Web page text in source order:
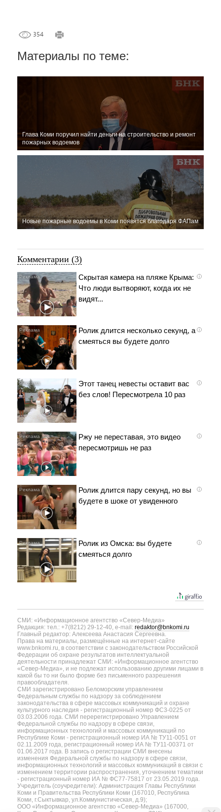
354
Материалы по теме:
Глава Коми поручил найти деньги на строительство и ремонт
пожарных водоемов
Новые пожарные водоемы в Коми появятся благодаря ФАПам
Комментарии (3)
i
Скрытая камера на пляже Крыма:
Что люди вытворяют, когда их не
видят...
i
Ролик длится несколько секунд, а
смеяться вы будете долго
i
Этот танец невесты оставит вас
без слов! Пересмотрела 10 раз
i
Ржу не переставая, это видео
пересмотришь не раз
i
Ролик длится пару секунд, но вы
будете в шоке от увиденного
i
Ролик из Омска: вы будете
смеяться долго
СМИ: «Информационное агентство «Север-Медиа»
Редакция: тел.: +7(8212) 29-12-40, e-mail: redaktor@bnkomi.ru
Главный редактор: Алексеева Анастасия Сергеевна.
Права на материалы, размещённые на интернет-сайте
www.bnkomi.ru, в соответствии с законодательством Российской
Федерации об охране результатов интеллектуальной
деятельности принадлежат СМИ: «Информационное агентство
«Север-Медиа», и не подлежат использованию другими лицами в
какой бы то ни было форме без письменного разрешения
правообладателя.
СМИ зарегистрировано Беломорским управлением
Федеральным службы по надзору за соблюдением
законодательства в сфере массовых коммуникаций и охране
культурного наследия - регистрационный номер ФС3-0225 от
03.03.2006 года. СМИ перерегистрировано Управлением
Федеральной службы по надзору в сфере связи,
информационных технологий и массовых коммуникаций по
Республике Коми - регистрационный номер ИА № ТУ11-0051 от
02.11.2009 года, регистрационный номер ИА № ТУ11-00371 от
01.06.2017 года. В запись о регистрации СМИ внесены
изменения Федеральной службы по надзору в сфере связи,
информационных технологий и массовых коммуникаций в связи с
изменением территории распространения, уточнением тематики
- регистрационный номер ИА № ФС77-75817 от 23.05.2019 года.
Учредитель (соучредители): Администрация Главы Республики
Коми и Правительства Республики Коми (167010, Республика
Коми, г.Сыктывкар, ул.Коммунистическая, д.9);
ООО «Информационное агентство «Север-Медиа» (167000,